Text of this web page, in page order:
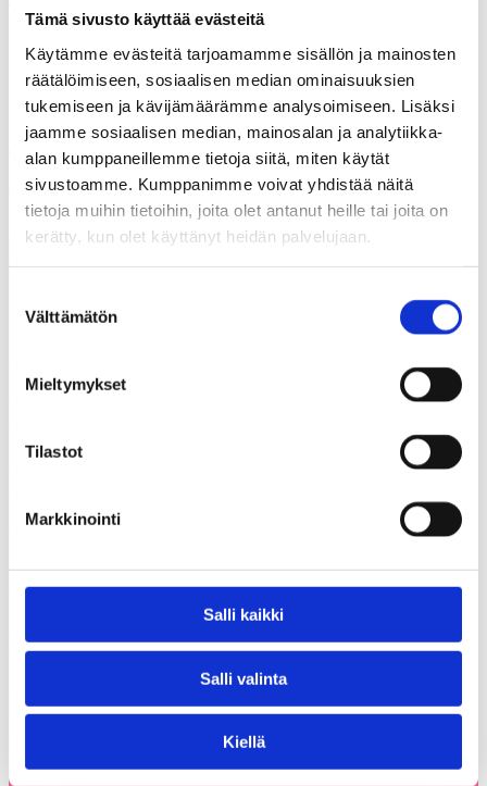
Tämä sivusto käyttää evästeitä
Käytämme evästeitä tarjoamamme sisällön ja mainosten
räätälöimiseen, sosiaalisen median ominaisuuksien
tukemiseen ja kävijämäärämme analysoimiseen. Lisäksi
jaamme sosiaalisen median, mainosalan ja analytiikka-
alan kumppaneillemme tietoja siitä, miten käytät
sivustoamme. Kumppanimme voivat yhdistää näitä
tietoja muihin tietoihin, joita olet antanut heille tai joita on
kerätty, kun olet käyttänyt heidän palvelujaan.
valinta
Välttämätön
Mieltymykset
Tilastot
Markkinointi
Salli kaikki
Salli valinta
Kiellä
Jaa artikkeli
Share on Facebook
Share on LinkedIn
Email this Page
Voisit olla kiinnostunut myös
ajankohtaiset
Uutiset
KAKS teki apurahapäätökset vuoden 2026 ensimmäisestä
hausta
Uutiset